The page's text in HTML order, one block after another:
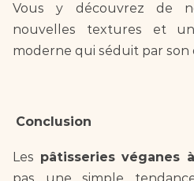
Vous y découvrez de
nouvelles textures et
moderne qui séduit par son
Conclusion
Les pâtisseries véganes